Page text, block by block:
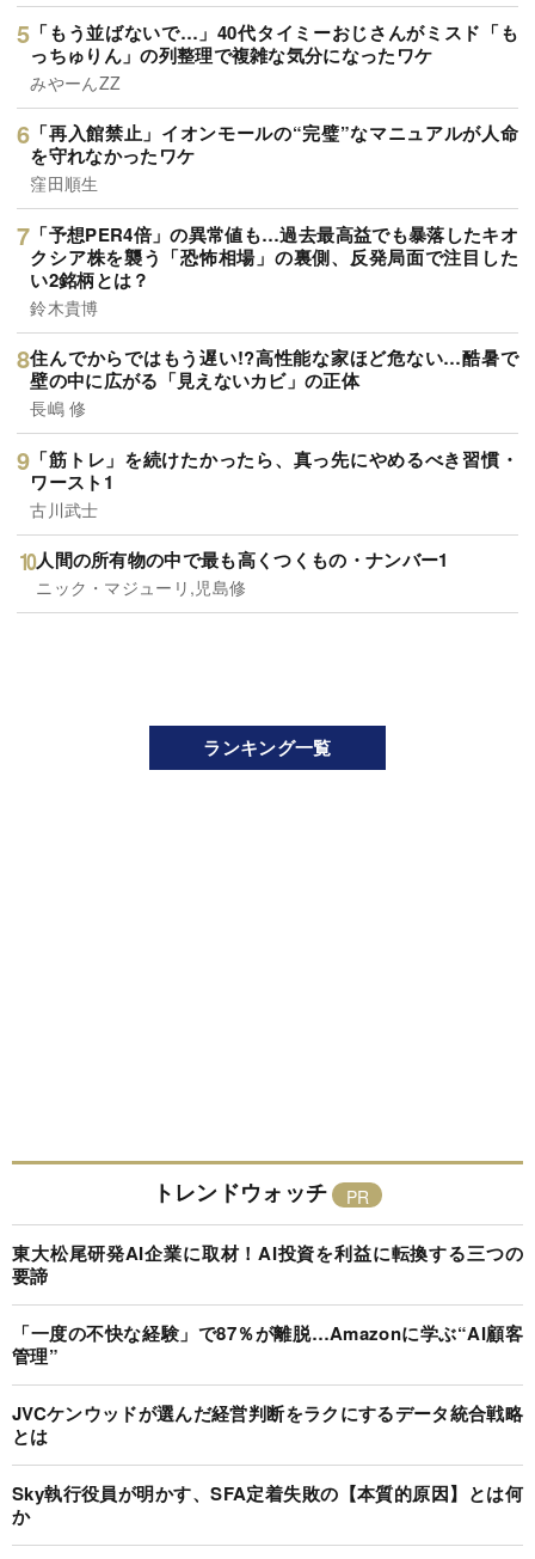
「もう並ばないで…」40代タイミーおじさんがミスド「も
っちゅりん」の列整理で複雑な気分になったワケ
みやーんZZ
「再入館禁止」イオンモールの“完璧”なマニュアルが人命
を守れなかったワケ
窪田順生
「予想PER4倍」の異常値も…過去最高益でも暴落したキオ
クシア株を襲う「恐怖相場」の裏側、反発局面で注目した
い2銘柄とは？
鈴木貴博
住んでからではもう遅い!?高性能な家ほど危ない…酷暑で
壁の中に広がる「見えないカビ」の正体
長嶋 修
「筋トレ」を続けたかったら、真っ先にやめるべき習慣・
ワースト1
古川武士
人間の所有物の中で最も高くつくもの・ナンバー1
ニック・マジューリ,児島修
ランキング一覧
トレンドウォッチ
東大松尾研発AI企業に取材！AI投資を利益に転換する三つの
要諦
「一度の不快な経験」で87％が離脱…Amazonに学ぶ“AI顧客
管理”
JVCケンウッドが選んだ経営判断をラクにするデータ統合戦略
とは
Sky執行役員が明かす、SFA定着失敗の【本質的原因】とは何
か